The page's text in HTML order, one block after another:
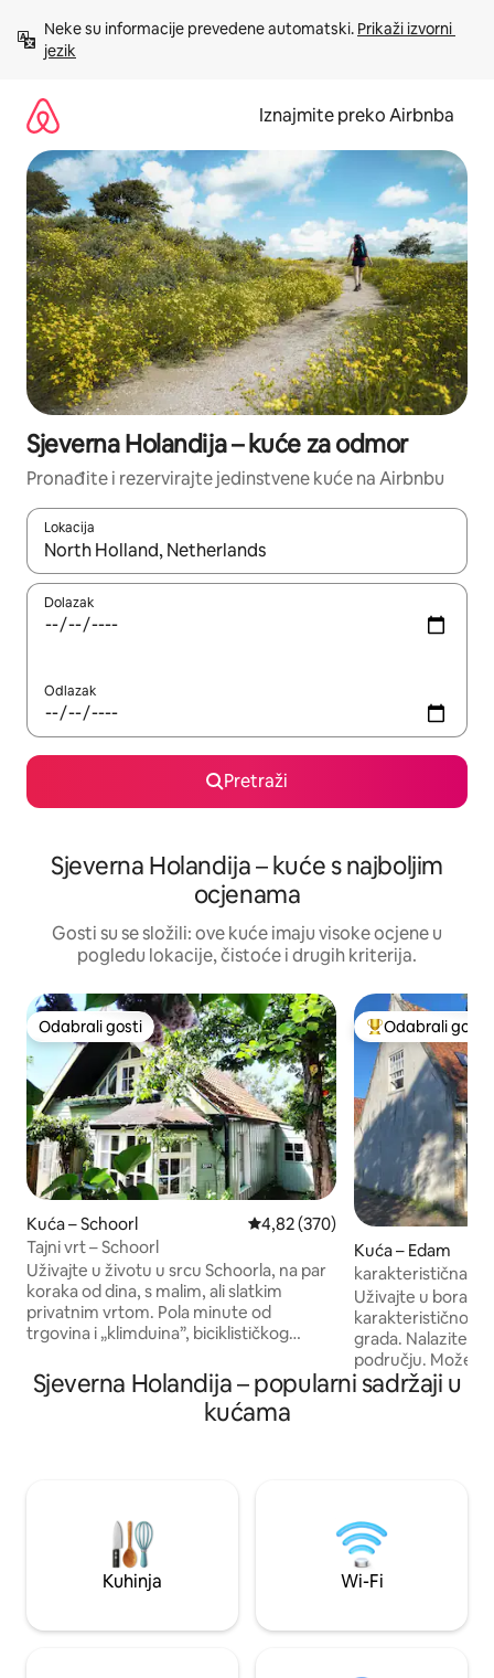
sadržaj
Neke su informacije prevedene automatski. Prikaži izvorni
jezik
Iznajmite preko Airbnba
Sjeverna Holandija – kuće za odmor
Pronađite i rezervirajte jedinstvene kuće na Airbnbu
Lokacija
Kada budu dostupni rezultati, moći ćete ih pregledati
Dolazak
Odlazak
Pretraži
Sjeverna Holandija – kuće s najboljim
ocjenama
Gosti su se složili: ove kuće imaju visoke ocjene u
pogledu lokacije, čistoće i drugih kriterija.
Odabrali gosti
Odabrali gosti
Kuća – Schoorl Prosječna ocjena: 4,82/5,
4,82 (370)
Tajni vrt – Schoorl
Uživajte u životu u srcu Schoorla, na par
koraka od dina, s malim, ali slatkim
privatnim vrtom. Pola minute od
trgovina i „klimduina”, biciklističkog
umjetničkog sela Bergen. Priroda poziva,
budi i uživa u onome što jest. Opustite
se, obnovite, upoznajte prirodu,
oporavite, lutajte, biciklom do mora,
plešite s valovima, uživajte.
Među najviše
Odabrali gosti
Kuća – Edam
karakteristična
sobe, besplatan
Uživajte u
karakterističnom
grada. Nalazite
području.
(Markermeer) i
restorani,
povezan.
Udobna prilika za
Sjeverna Holandija – popularni sadržaji u
kućama
Kuhinja Wi-Fi